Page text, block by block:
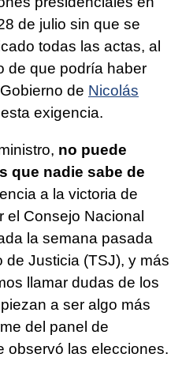
de julio sin que se
todas las actas, al
de que podría haber
de Nicolás
exigencia.
no puede
que nadie sabe de
a la victoria de
el Consejo Nacional
la semana pasada
de Justicia (TSJ), y más
llamar dudas de los
a ser algo más
del panel de
observó las elecciones.